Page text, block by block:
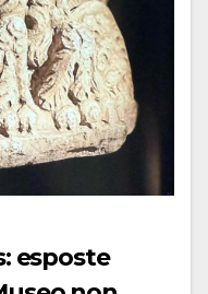
esposte